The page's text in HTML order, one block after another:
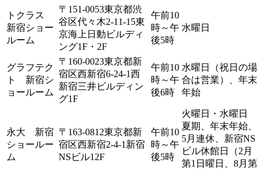
トクラス
新宿ショー
ルーム
〒151-0053東京都渋
谷区代々木2-11-15東
京海上日動ビルディ
ング1F・2F
午前10
時～午
後5時
水曜日
グラフテク
ト 新宿シ
ョールーム
〒160-0023東京都新
宿区⻄新宿6-24-1⻄
新宿三井ビルディン
グ1F
午前10
時～午
後6時
水曜日（祝日の場
合は営業）、年末
年始
永大 新宿
ショールー
ム
〒163-0812東京都新
宿区西新宿2-4-1新宿
NSビル12F
午前10
時～午
後5時
火曜日・水曜日
夏期、年末年始、
5月連休、新宿NS
ビル休館日（2月
第1日曜日、8月第